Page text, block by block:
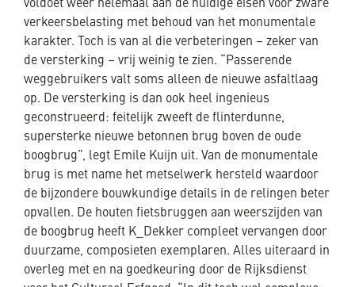
voldoet weer helemaal aan de huidige eisen voor zware
verkeersbelasting met behoud van het monumentale
karakter. Toch is van al die verbeteringen – zeker van
de versterking – vrij weinig te zien. “Passerende
weggebruikers valt soms alleen de nieuwe asfaltlaag
op. De versterking is dan ook heel ingenieus
geconstrueerd: feitelijk zweeft de flinterdunne,
supersterke nieuwe betonnen brug boven de oude
boogbrug”, legt Emile Kuijn uit. Van de monumentale
brug is met name het metselwerk hersteld waardoor
de bijzondere bouwkundige details in de relingen beter
opvallen. De houten fietsbruggen aan weerszijden van
de boogbrug heeft K_Dekker compleet vervangen door
duurzame, composieten exemplaren. Alles uiteraard in
overleg met en na goedkeuring door de Rijksdienst